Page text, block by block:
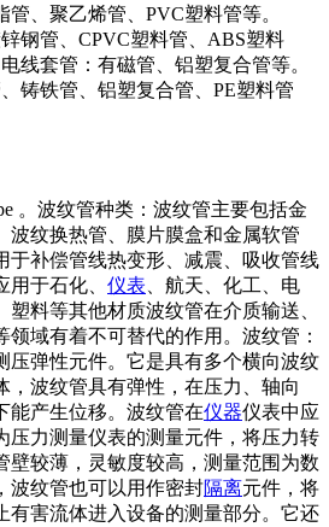
管、聚乙烯管、PVC塑料管等。
钢管、CPVC塑料管、ABS塑料
线套管：有磁管、铝塑复合管等。
铸铁管、铝塑复合管、PE塑料管
。波纹管种类：波纹管主要包括金
波纹换热管、膜片膜盒和金属软管
于补偿管线热变形、减震、吸收管线
于石化、 仪表 、航天、化工、电
料等其他材质波纹管在介质输送、
领域有着不可替代的作用。波纹管：
压弹性元件。它是具有多个横向波纹
，波纹管具有弹性，在压力、轴向
能产生位移。波纹管在仪器仪表中应
压力测量仪表的测量元件，将压力转
壁较薄，灵敏度较高，测量范围为数
波纹管也可以用作密封隔离元件，将
有害流体进入设备的测量部分。它还